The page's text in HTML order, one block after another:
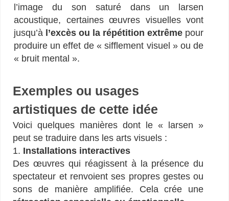
l’image du son saturé dans un larsen
acoustique, certaines œuvres visuelles vont
jusqu’à l’excès ou la répétition extrême pour
produire un effet de « sifflement visuel » ou de
« bruit mental ».
Exemples ou usages
artistiques de cette idée
Voici quelques manières dont le « larsen »
peut se traduire dans les arts visuels :
1. Installations interactives
Des œuvres qui réagissent à la présence du
spectateur et renvoient ses propres gestes ou
sons de manière amplifiée. Cela crée une